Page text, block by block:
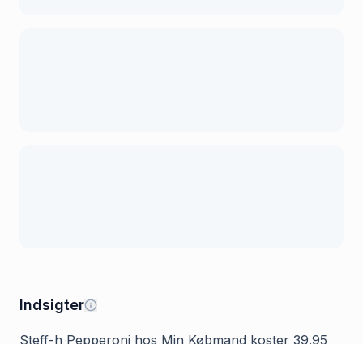
Indsigter
Steff-h Pepperoni hos Min Købmand koster 39.95